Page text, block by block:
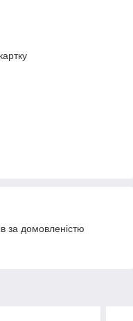
за домовленістю